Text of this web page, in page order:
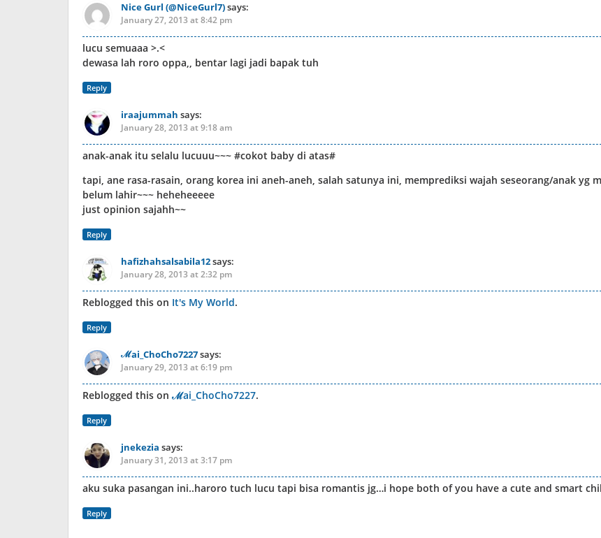
Nice Gurl (@NiceGurl7)says:
January 27, 2013 at 8:42 pm
lucu semuaaa >.<
dewasa lah roro oppa,, bentar lagi jadi bapak tuh
Reply
iraajummah says:
January 28, 2013 at 9:18 am
anak-anak itu selalu lucuuu~~~ #cokot baby di atas#
tapi, ane rasa-rasain, orang korea ini aneh-aneh, salah satunya ini, memprediksi wajah seseorang/anak yg
belum lahir~~~ heheheeeee
just opinion sajahh~~
Reply
hafizhahsalsabila12says:
January 28, 2013 at 2:32 pm
Reblogged this on It's My World.
Reply
ℳai_ChoCho7227says:
January 29, 2013 at 6:19 pm
Reblogged this on ℳai_ChoCho7227.
Reply
jnekezia says:
January 31, 2013 at 3:17 pm
aku suka pasangan ini..haroro tuch lucu tapi bisa romantis jg…i hope both of you have a cute and smart
Reply